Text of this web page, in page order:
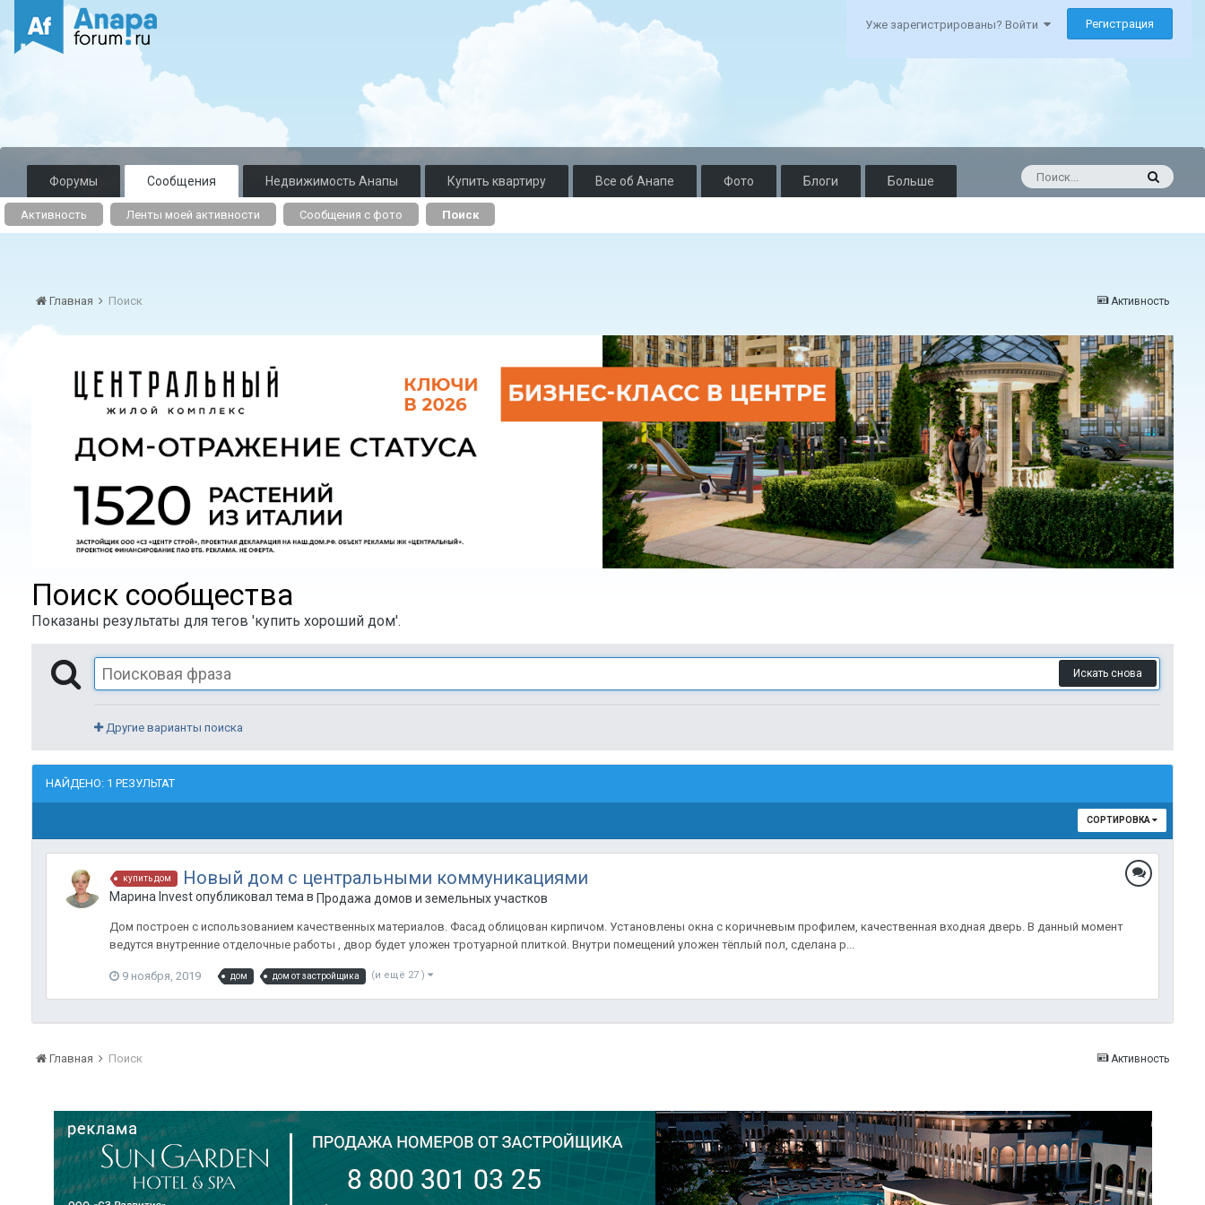
Уже зарегистрированы? Войти Регистрация
Форумы Сообщения
Активность Ленты моей активности Сообщения с фото Поиск
Недвижимость Анапы Купить квартиру Все об Анапе Фото Блоги Больше
Активность
Главная Поиск
Поиск сообщества
Показаны результаты для тегов 'купить хороший дом'.
Искать снова
Другие варианты поиска
НАЙДЕНО: 1 РЕЗУЛЬТАТ
СОРТИРОВКА
купить дом Новый дом с центральными коммуникациями
Марина Invest опубликовал тема в Продажа домов и земельных участков
Дом построен с использованием качественных материалов. Фасад облицован кирпичом. Установлены окна с коричневым профилем, качественная входная дверь. В данный момент
ведутся внутренние отделочные работы , двор будет уложен тротуарной плиткой. Внутри помещений уложен тёплый пол, сделана р...
9 ноября, 2019 дом дом от застройщика (и ещё 27 )
Активность
Главная Поиск